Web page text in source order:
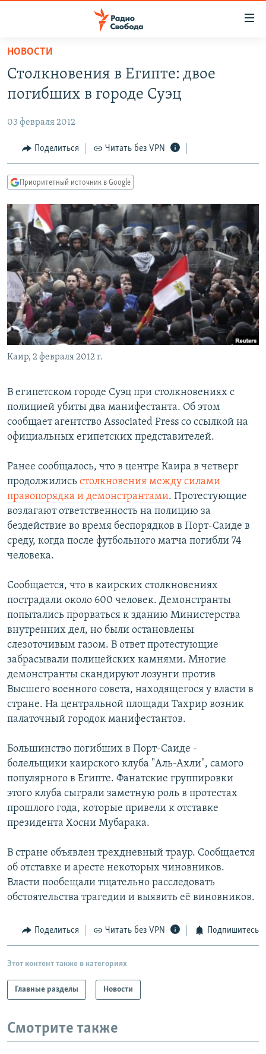
упрощенного
доступа
Вернуться
основному
Вернутся
главной
навигации
Вернутся
поиску
ПОДКАСТЫ
АВТОРСКИЕ ПРОЕКТЫ
ЦИТАТЫ СВОБОДЫ
МНЕНИЯ
IDEL.РЕАЛИИ
КАВКАЗ.РЕАЛИИ
СЕВЕР.РЕАЛИИ
СИБИРЬ.РЕАЛИИ
РАСПИСАНИЕ ВЕЩАНИЯ
ПОДПИШИТЕСЬ НА РАССЫЛКУ
СОЦИАЛЬНЫЕ СЕТИ
Все сайты РСЕ/РС
НОВОСТИ
Столкновения в Египте: двое
погибших в городе Суэц
03 февраля 2012
Поделиться Читать без VPN
Приоритетный источник в Google
Каир, 2 февраля 2012 г.
В египетском городе Суэц при столкновениях с
полицией убиты два манифестанта. Об этом
сообщает агентство Associated Press со ссылкой на
официальных египетских представителей.
Ранее сообщалось, что в центре Каира в четверг
продолжились столкновения между силами
правопорядка и демонстрантами. Протестующие
возлагают ответственность на полицию за
бездействие во время беспорядков в Порт-Саиде в
среду, когда после футбольного матча погибли 74
человека.
Сообщается, что в каирских столкновениях
пострадали около 600 человек. Демонстранты
попытались прорваться к зданию Министерства
внутренних дел, но были остановлены
слезоточивым газом. В ответ протестующие
забрасывали полицейских камнями. Многие
демонстранты скандируют лозунги против
Высшего военного совета, находящегося у власти в
стране. На центральной площади Тахрир возник
палаточный городок манифестантов.
Большинство погибших в Порт-Саиде -
болельщики каирского клуба "Аль-Ахли", самого
популярного в Египте. Фанатские группировки
этого клуба сыграли заметную роль в протестах
прошлого года, которые привели к отставке
президента Хосни Мубарака.
В стране объявлен трехдневный траур. Сообщается
об отставке и аресте некоторых чиновников.
Власти пообещали тщательно расследовать
обстоятельства трагедии и выявить её виновников.
Поделиться Читать без VPN Подпишитесь
Этот контент также в категориях
Главные разделы Новости
Смотрите также